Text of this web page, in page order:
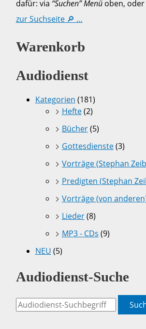
dafür: via “Suchen” Menüoben, oder
zur Suchseite 🔎 …
Warenkorb
Audiodienst
Kategorien (181)
Hefte(2)
Bücher(5)
Gottesdienste(3)
Vorträge (Stephan
Predigten (Stephan
Vorträge (von
Lieder(8)
MP3 - CDs (9)
NEU (5)
Audiodienst-Suche